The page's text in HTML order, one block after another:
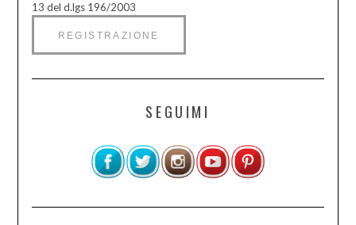
13 del d.lgs 196/2003
SEGUIMI